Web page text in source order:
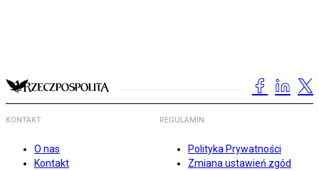
KONTAKT
O nas
Kontakt
REGULAMIN
Polityka Prywatności
Zmiana ustawień zgód